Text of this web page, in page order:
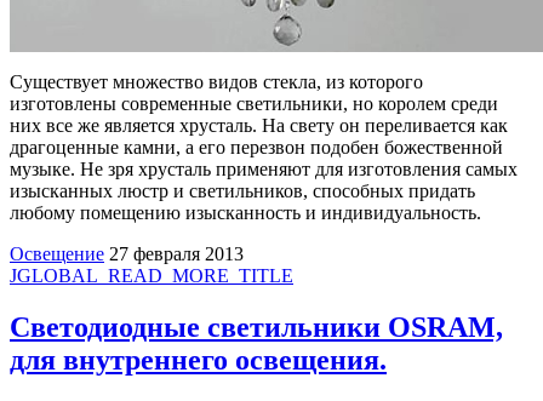
Существует множество видов стекла, из которого
изготовлены современные светильники, но королем среди
них все же является хрусталь. На свету он переливается как
драгоценные камни, а его перезвон подобен божественной
музыке. Не зря хрусталь применяют для изготовления самых
изысканных люстр и светильников, способных придать
любому помещению изысканность и индивидуальность.
Освещение 27 февраля 2013
JGLOBAL_READ_MORE_TITLE
Светодиодные светильники OSRAM,
для внутреннего освещения.